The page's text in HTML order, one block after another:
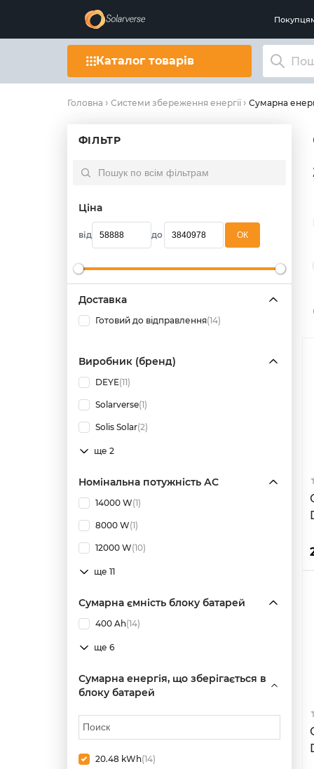
Каталог товарів
Головна Системи збереження енергії Сумарна
ФІЛЬТР
Ціна
від до OК
Доставка
Готовий до відправлення(14)
Виробник (бренд)
DEYE(11)
Solarverse(1)
Solis Solar(2)
ще 2
Номінальна потужність АС
14000 W(1)
8000 W(1)
12000 W(10)
ще 11
Сумарна ємність блоку батарей
400 Ah(14)
ще 6
Сумарна енергія, що зберігається в
блоку батарей
20.48 kWh(14)